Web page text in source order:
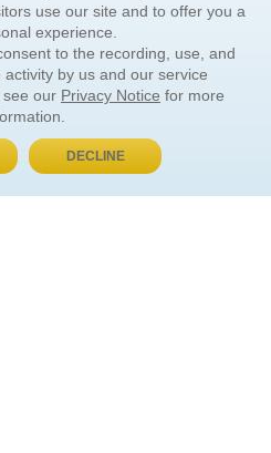
PAY LATER
use our site and to offer you a
experience.
to the recording, use, and
by us and our service
see our Privacy Notice for more
DECLINE